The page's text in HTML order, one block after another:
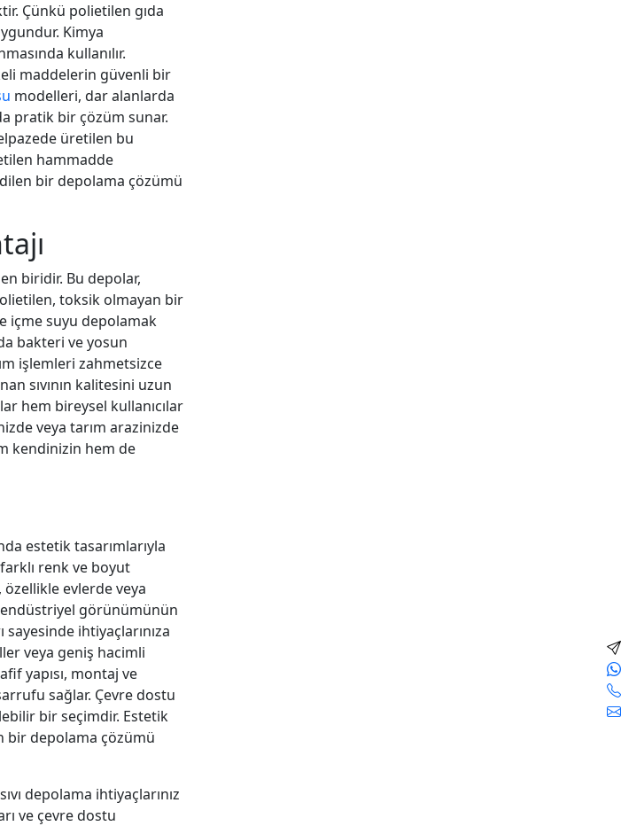
Çünkü polietilen gıda
Kimya
kullanılır.
maddelerin güvenli bir
modelleri, dar alanlarda
pratik bir çözüm sunar.
üretilen bu
hammadde
bir depolama çözümü
biridir. Bu depolar,
toksik olmayan bir
içme suyu depolamak
bakteri ve yosun
işlemleri zahmetsizce
sıvının kalitesini uzun
hem bireysel kullanıcılar
veya tarım arazinizde
kendinizin hem de
estetik tasarımlarıyla
renk ve boyut
evlerde veya
endüstriyel görünümünün
ihtiyaçlarınıza
veya geniş hacimli
yapısı, montaj ve
sağlar. Çevre dostu
bir seçimdir. Estetik
bir depolama çözümü
depolama ihtiyaçlarınız
ve çevre dostu